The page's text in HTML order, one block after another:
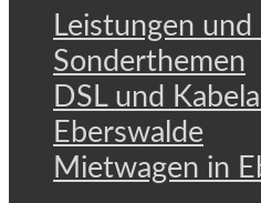
Leistungen
Sonderthemen
DSL und
Eberswalde
Mietwagen in